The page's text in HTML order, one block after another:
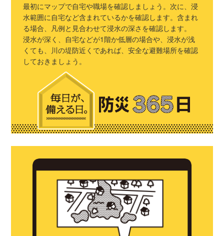
最初にマップで自宅や職場を確認しましょう。次に、浸
水範囲に自宅など含まれているかを確認します。含まれ
る場合、凡例と見合わせて浸水の深さを確認します。
浸水が深く、自宅などが1階か低層の場合や、浸水が浅
くても、川の堤防近くであれば、安全な避難場所を確認
しておきましょう。